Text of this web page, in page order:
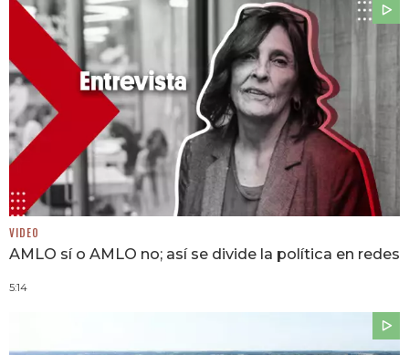
VIDEO
AMLO sí o AMLO no; así se divide la política en redes
5:14